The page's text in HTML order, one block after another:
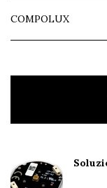
COMPOLUX